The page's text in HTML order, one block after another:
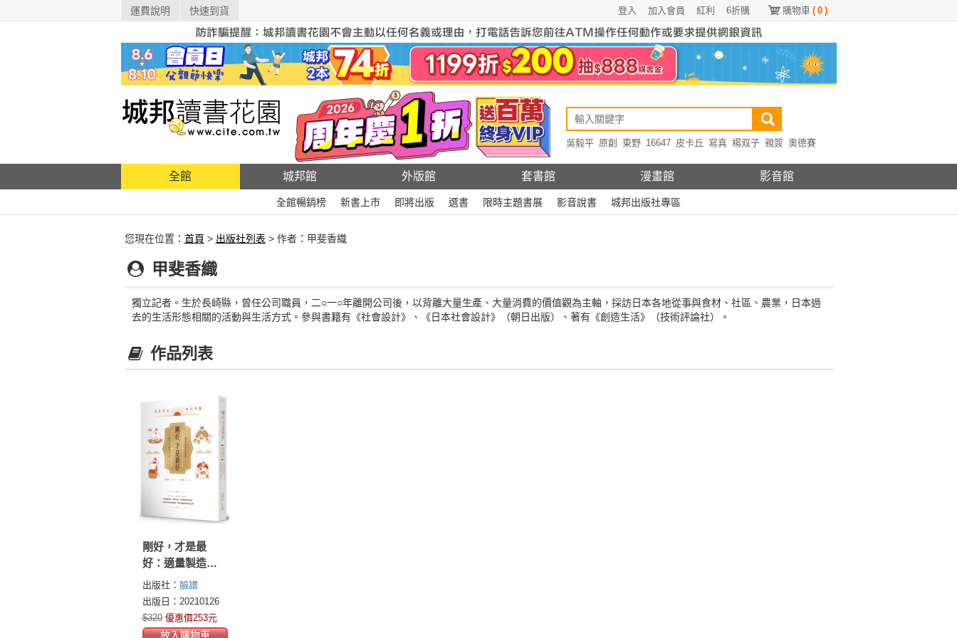
運費說明 快速到貨 購物車 ( 0 )
6折購
紅利
加入會員
登入
吳毅平 原創 東野 16647 皮卡丘 寫真 楊双子 親簽 奧德賽
全館 城邦館 外版館 套書館 漫畫館 影音館
全館暢銷榜 新書上市 即將出版 選書 限時主題書展 影音說書 城邦出版社專區
您現在位置： 首頁 > 出版社列表 > 作者：甲斐香織
甲斐香織
獨立記者。生於長崎縣，曾任公司職員，二○一○年離開公司後，以背離大量生產、大量消費的價值觀為主軸，採訪日本各地從事與食材、社區、農業，日本過
去的生活形態相關的活動與生活方式。參與書籍有《社會設計》、《日本社會設計》（朝日出版）、著有《創造生活》（技術評論社）。
作品列表
剛好，才是最
好：適量製造時
代來臨！看見顧
客需求X精準生產
X改善量產物流系
統，19個平衡品
出版社： 臉譜
出版日：20210126
$320 優惠價253元
放入購物車